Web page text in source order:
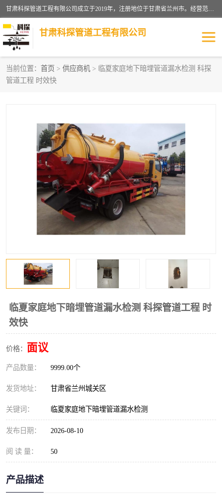
甘肃科探管道工程有限公司成立于2019年，注册地位于甘肃省兰州市。经营范围包括管道安装、清洗、疏通、维修、检测，防水工程，工程钻孔，化粪池清理，暖气安装，给排水管道安装维修，室内外管道如消防、供水、供热管道漏水检测定位，室内外防水堵漏等。
甘肃科探管道工程有限公司
当前位置： 首页 > 供应商机 > 临夏家庭地下暗埋管道漏水检测 科探
管道工程 时效快
临夏家庭地下暗埋管道漏水检测 科探管道工程 时
效快
价格： 面议
产品数量： 9999.00个
发货地址： 甘肃省兰州城关区
关键词： 临夏家庭地下暗埋管道漏水检测
发布日期： 2026-08-10
阅 读 量： 50
产品描述
管道安装维修
供热管道漏水 排水管道漏水
自来水管漏水 管道疏通
高压车疏通清淤